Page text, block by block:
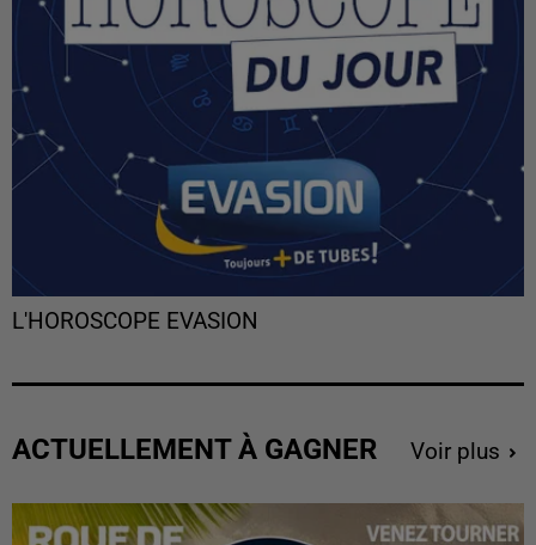
L'HOROSCOPE EVASION
ACTUELLEMENT À GAGNER Voir plus